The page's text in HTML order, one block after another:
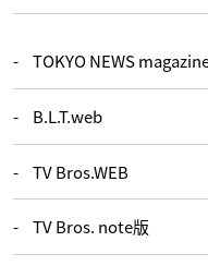
TOKYO NEWS
B.L.T.web
TV Bros.WEB
TV Bros. note版